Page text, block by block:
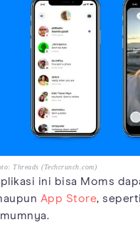
Threads (Techcrunch.com)
ini bisa Moms
App Store,